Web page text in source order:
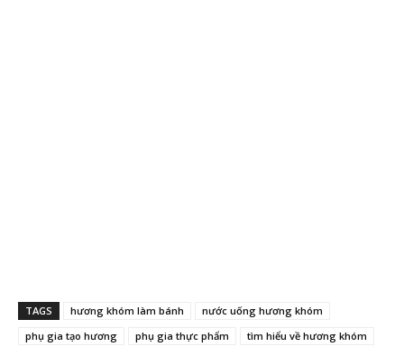
TAGS hương khóm làm bánh
nước uống hương khóm
phụ gia tạo hương
phụ gia thực phẩm tìm hiểu về hương khóm